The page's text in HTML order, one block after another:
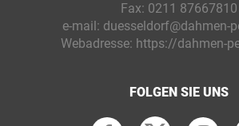
Fax: 0211 87667810
e-mail: duesseldorf@dahmen-
Webadresse: https://dahmen-
FOLGEN SIE UNS